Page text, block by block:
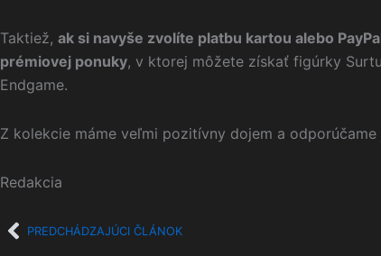
Taktiež, ak si navyše zvolíte platbu kartou alebo
prémiovej ponuky, v ktorej môžete získať figúrky
Endgame.
Z kolekcie máme veľmi pozitívny dojem a
Redakcia
PrevPREDCHÁDZAJÚCI ČLÁNOK